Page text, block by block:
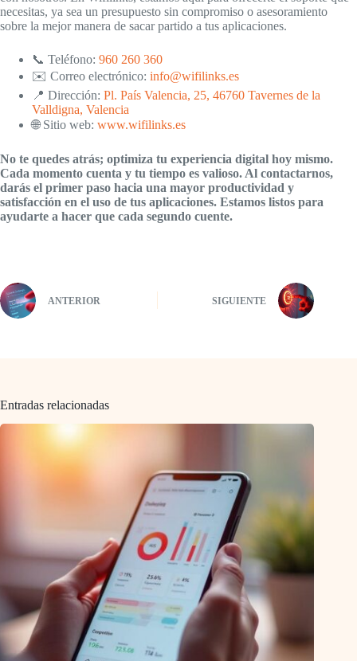
necesitas, ya sea un presupuesto sin compromiso o asesoramiento
sobre la mejor manera de sacar partido a tus aplicaciones.
📞 Teléfono: 960 260 360
✉️ Correo electrónico: info@wifilinks.es
📍 Dirección: Pl. País Valencia, 25, 46760 Tavernes de la
Valldigna, Valencia
🌐 Sitio web: www.wifilinks.es
No te quedes atrás; optimiza tu experiencia digital hoy mismo.
Cada momento cuenta y tu tiempo es valioso. Al contactarnos,
darás el primer paso hacia una mayor productividad y
satisfacción en el uso de tus aplicaciones. Estamos listos para
ayudarte a hacer que cada segundo cuente.
ANTERIOR SIGUIENTE
Entradas relacionadas